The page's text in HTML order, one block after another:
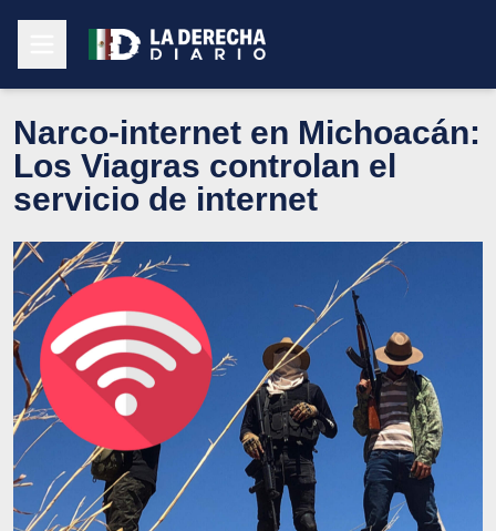
Narco‑internet en Michoacán:
Los Viagras controlan el
servicio de internet